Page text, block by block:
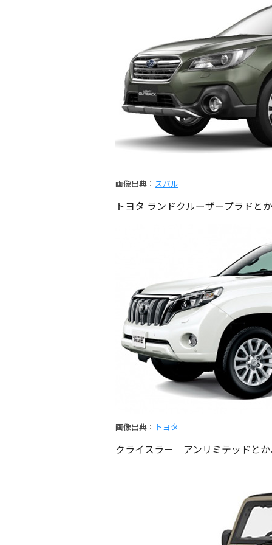
画像出典： スバル
トヨタ ランドクルーザープラドと
画像出典： トヨタ
クライスラー アンリミテッドと